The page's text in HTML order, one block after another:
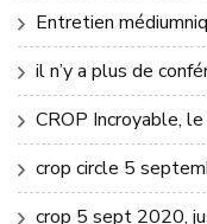
Entretien
il n’y a plus de
CROP Incroyable,
crop circle 5
crop 5 sept 2020,